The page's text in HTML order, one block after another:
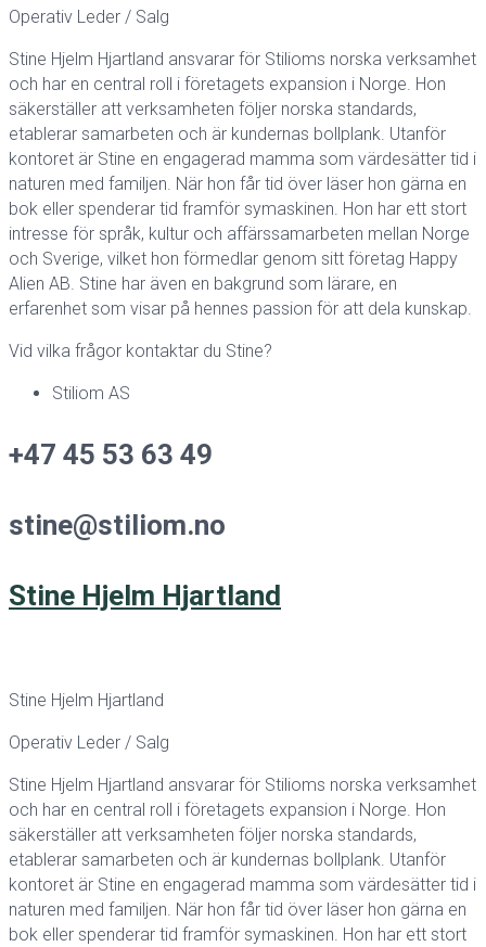
Operativ Leder / Salg
Stine Hjelm Hjartland ansvarar för Stilioms norska verksamhet
och har en central roll i företagets expansion i Norge. Hon
säkerställer att verksamheten följer norska standards,
etablerar samarbeten och är kundernas bollplank. Utanför
kontoret är Stine en engagerad mamma som värdesätter tid i
naturen med familjen. När hon får tid över läser hon gärna en
bok eller spenderar tid framför symaskinen. Hon har ett stort
intresse för språk, kultur och affärssamarbeten mellan Norge
och Sverige, vilket hon förmedlar genom sitt företag Happy
Alien AB. Stine har även en bakgrund som lärare, en
erfarenhet som visar på hennes passion för att dela kunskap.
Vid vilka frågor kontaktar du Stine?
Stiliom AS
+47 45 53 63 49
stine@stiliom.no
Stine Hjelm Hjartland
Stine Hjelm Hjartland
Operativ Leder / Salg
Stine Hjelm Hjartland ansvarar för Stilioms norska verksamhet
och har en central roll i företagets expansion i Norge. Hon
säkerställer att verksamheten följer norska standards,
etablerar samarbeten och är kundernas bollplank. Utanför
kontoret är Stine en engagerad mamma som värdesätter tid i
naturen med familjen. När hon får tid över läser hon gärna en
bok eller spenderar tid framför symaskinen. Hon har ett stort